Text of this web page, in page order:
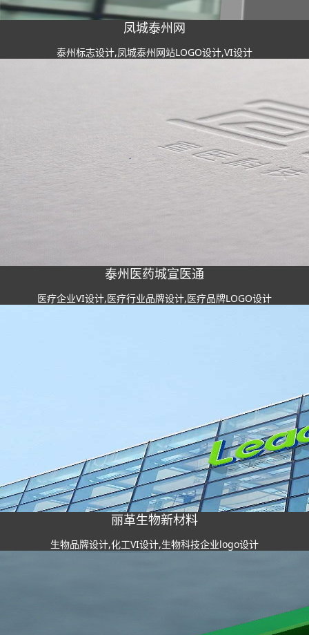
凤城泰州网
泰州标志设计,凤城泰州网站LOGO设计,VI设计
泰州医药城宣医通
医疗企业VI设计,医疗行业品牌设计,医疗品牌LOGO设计
丽革生物新材料
生物品牌设计,化工VI设计,生物科技企业logo设计